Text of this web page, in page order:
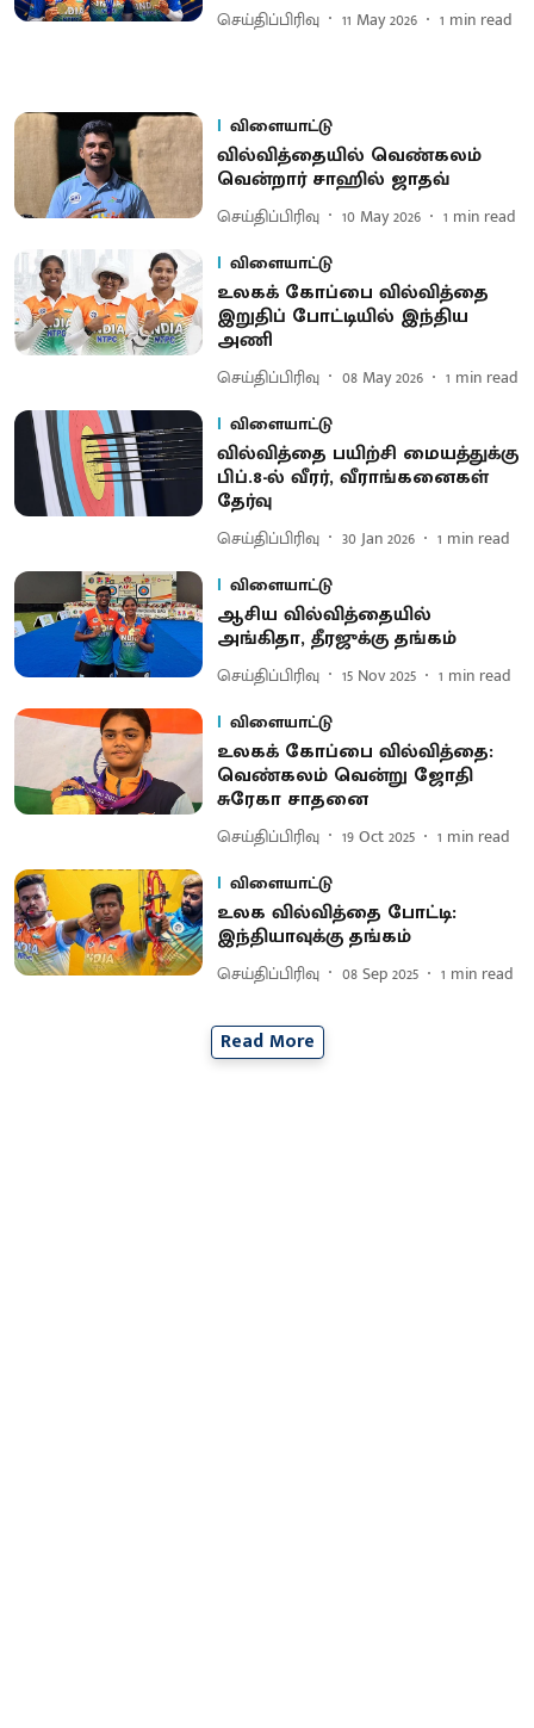
செய்திப்பிரிவு 11 May 2026 1 min read
விளையாட்டு
வில்வித்தையில் வெண்கலம்
வென்றார் சாஹில் ஜாதவ்
செய்திப்பிரிவு 10 May 2026 1 min read
விளையாட்டு
உலகக் கோப்பை வில்வித்தை
இறுதிப் போட்டியில் இந்திய
அணி
செய்திப்பிரிவு 08 May 2026 1 min read
விளையாட்டு
வில்வித்தை பயிற்சி மையத்துக்கு
பிப்.8-ல் வீரர், வீராங்கனைகள்
தேர்வு
செய்திப்பிரிவு 30 Jan 2026 1 min read
விளையாட்டு
ஆசிய வில்வித்தையில்
அங்கிதா, தீரஜுக்கு தங்கம்
செய்திப்பிரிவு 15 Nov 2025 1 min read
விளையாட்டு
உலகக் கோப்பை வில்வித்தை:
வெண்கலம் வென்று ஜோதி
சுரேகா சாதனை
செய்திப்பிரிவு 19 Oct 2025 1 min read
விளையாட்டு
உலக வில்வித்தை போட்டி:
இந்தியாவுக்கு தங்கம்
செய்திப்பிரிவு 08 Sep 2025 1 min read
Read More